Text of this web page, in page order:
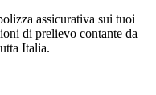
assicurativa sui tuoi
di prelievo contante da
Italia.